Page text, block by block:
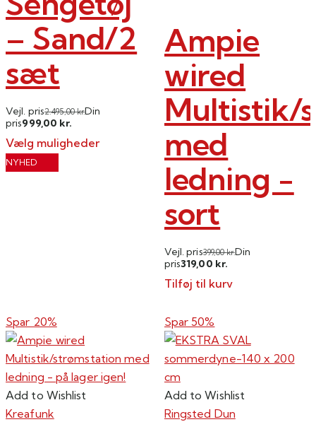
– Sand/2
sæt
Vejl. pris2.495,00kr.Din
pris999,00 kr.
Vælg muligheder
Dette
varesiden
NYHED
Ampie
wired
Multistik/
med
ledning -
sort
Vejl. pris399,00kr.Din
pris319,00 kr.
Tilføj til kurv
Spar 20%
Add to Wishlist
Kreafunk
Spar 50%
Add to Wishlist
Ringsted Dun